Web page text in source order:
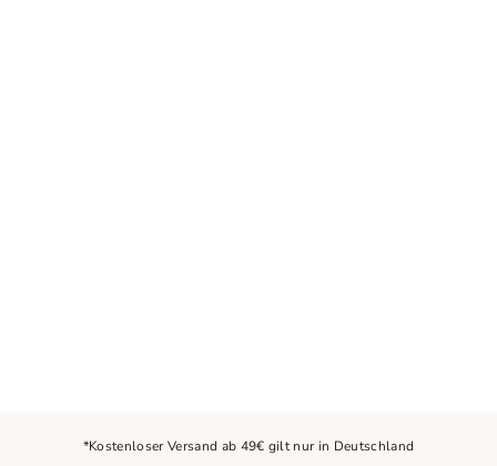
*Kostenloser Versand ab 49€ gilt nur in Deutschland